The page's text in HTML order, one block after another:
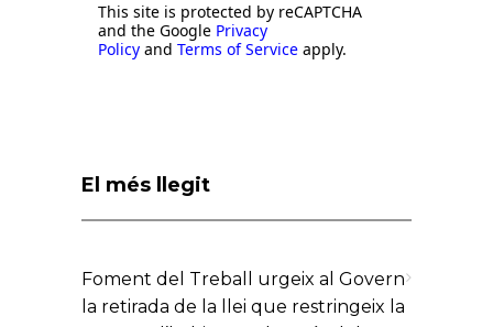
This site is protected by reCAPTCHA
and the Google Privacy
Policy and Terms of Service apply.
El més llegit
Foment del Treball urgeix al Govern
la retirada de la llei que restringeix la